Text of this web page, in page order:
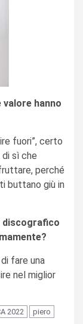
valore hanno
fuori”, certo
sì che
perché
buttano giù in
discografico
fare una
nel miglior
2022 piero